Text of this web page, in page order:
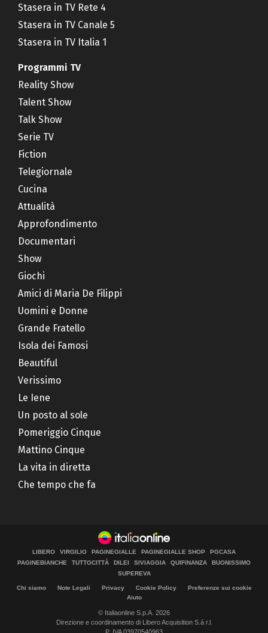
Stasera in TV Rete 4
Stasera in TV Canale 5
Stasera in TV Italia 1
Programmi TV
Reality Show
Talent Show
Talk Show
Serie TV
Fiction
Telegiornale
Cucina
Attualità
Approfondimento
Documentari
Show
Giochi
Amici di Maria De Filippi
Uomini e Donne
Grande Fratello
Isola dei Famosi
Beautiful
Verissimo
Le Iene
Un posto al sole
Pomeriggio Cinque
Mattino Cinque
La vita in diretta
Che tempo che fa
LIBERO VIRGILIO PAGINEGIALLE PAGINEGIALLE SHOP
PGCASA
PAGINEBIANCHE
TUTTOCITTÀ DILEI SIVIAGGIA QUIFINANZA
BUONISSIMO
SUPEREVA
Chi siamo Note Legali Privacy Cookie Policy
Preferenze sui cookie
Aiuto
© Italiaonline S.p.A. 2026
Direzione e coordinamento di Libero Acquisition S.á r.l.